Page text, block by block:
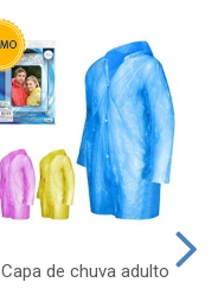
Capa de chuva adulto